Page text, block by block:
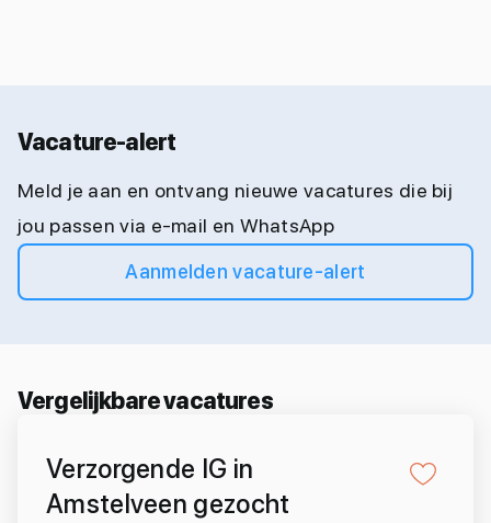
Vacature-alert
Meld je aan en ontvang nieuwe vacatures die bij
jou passen via e-mail en WhatsApp
Aanmelden vacature-alert
Vergelijkbare vacatures
Verzorgende IG in
Amstelveen gezocht